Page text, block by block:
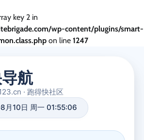
key 2 in
wp-content/plugins/smart-
on line 1247